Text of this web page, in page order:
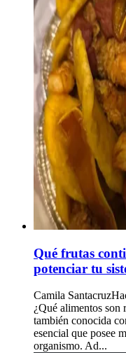
Qué frutas
potenciar tu
Camila Santacruz
¿Qué alimentos
también conocida
esencial que posee
organismo. Ad...